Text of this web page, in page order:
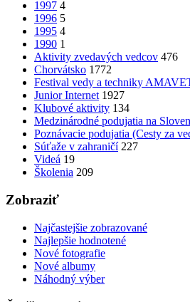
1997 4
1996 5
1995 4
1990 1
Aktivity zvedavých vedcov 476
Chorvátsko 1772
Festival vedy a techniky
Junior Internet 1927
Klubové aktivity 134
Medzinárodné podujatia na
Poznávacie podujatia (Cesty za
Súťaže v zahraničí 227
Videá 19
Školenia 209
Zobraziť
Najčastejšie zobrazované
Najlepšie hodnotené
Nové fotografie
Nové albumy
Náhodný výber